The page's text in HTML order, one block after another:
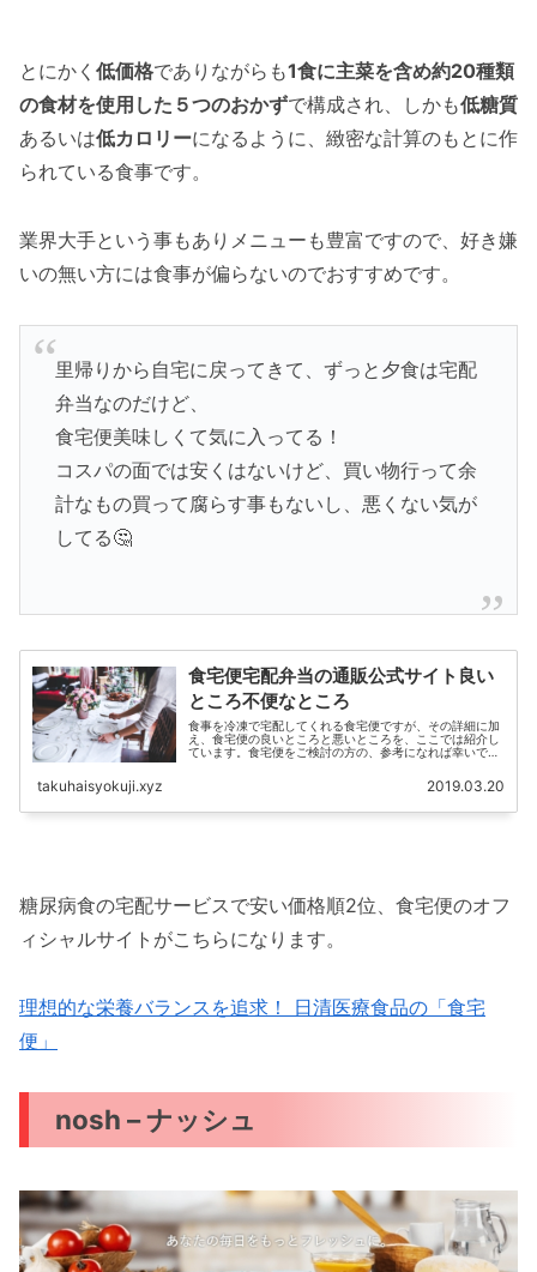
とにかく 低価格でありながらも1食に主菜を含め約20種類
の食材を使用した５つのおかずで構成され、しかも低糖質
あるいは低カロリーになるように、緻密な計算のもとに作
られている食事です。
業界大手という事もありメニューも豊富ですので、好き嫌
いの無い方には食事が偏らないのでおすすめです。
里帰りから自宅に戻ってきて、ずっと夕食は宅配
弁当なのだけど、
食宅便美味しくて気に入ってる！
コスパの面では安くはないけど、買い物行って余
計なもの買って腐らす事もないし、悪くない気が
してる🤔
食宅便宅配弁当の通販公式サイト良い
ところ不便なところ
食事を冷凍で宅配してくれる食宅便ですが、その詳細に加
え、食宅便の良いところと悪いところを、ここでは紹介し
ています。食宅便をご検討の方の、参考になれば幸いで
takuhaisyokuji.xyz 2019.03.20
糖尿病食の宅配サービスで安い価格順2位、食宅便のオフ
ィシャルサイトがこちらになります。
理想的な栄養バランスを追求！ 日清医療食品の「食宅
便」
nosh – ナッシュ